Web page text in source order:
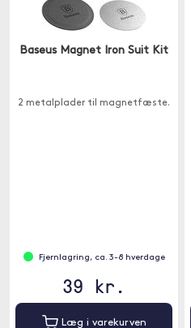
Baseus Magnet Iron Suit Kit
2 metalplader til magnetfæste.
Fjernlagring, ca. 3-8 hverdage
39 kr.
Læg i varekurven